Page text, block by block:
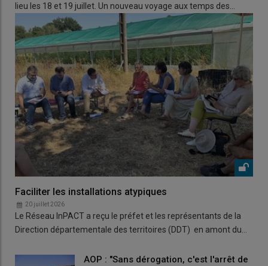
lieu les 18 et 19 juillet. Un nouveau voyage aux temps des…
Faciliter les installations atypiques
20 juillet 2026
Le Réseau InPACT a reçu le préfet et les représentants de la
Direction départementale des territoires (DDT) en amont du…
AOP : "Sans dérogation, c'est l'arrêt de